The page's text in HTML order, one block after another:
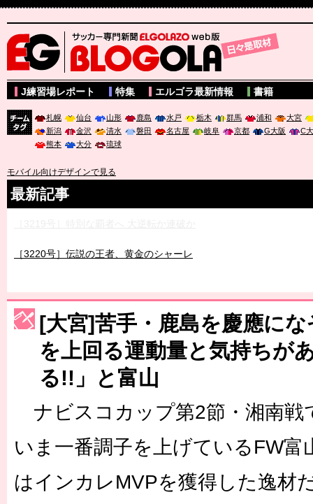
サッカー専門新聞ELGOLAZO web版 BLOGOLA
J練習場レポート 特集 エルゴラ最新情報 書籍
札幌 仙台 山形 鹿島 水戸 栃木 群馬 浦和
大宮
新潟
金沢 清水 磐田 名古屋 岐阜 京都 G大阪
C
熊本
大分 琉球
モバイル向けデザインで見る
最新記事
［3220号］伝説の王者、黄金のシャーレ
［3230号］世界一への夢は終わらない
［3223号］一丸。日本出陣
［3222号］史上最大のW杯開幕 注目は「個」
長谷川 アーリアジャスールさんがシンポジウム「気候変動から命
[大宮]苦手・鹿島を慶應に
を上回る運動量と気持ちが
る!!」と富山
ナビスコカップ第2節・湘南戦
いま一番調子を上げているFW富
はインカレMVPを獲得した逸材